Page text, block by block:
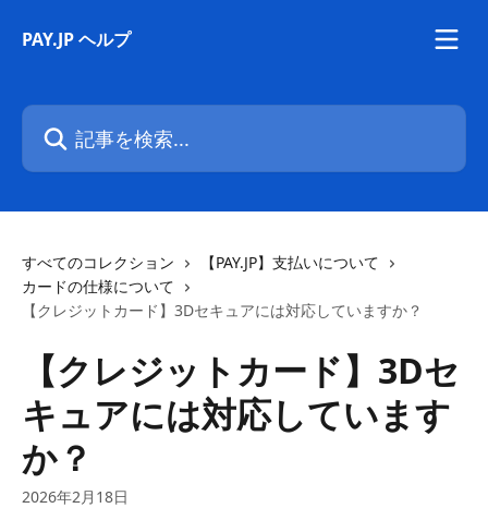
PAY.JP ヘルプ
記事を検索...
すべてのコレクション
【PAY.JP】支払いについて
カードの仕様について
【クレジットカード】3Dセキュアには対応していますか？
【クレジットカード】3Dセ
キュアには対応しています
か？
2026年2月18日